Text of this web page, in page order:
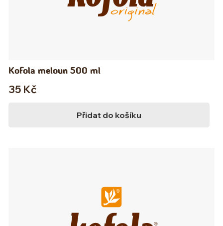
Kofola meloun 500 ml
35 Kč
Přidat do košíku